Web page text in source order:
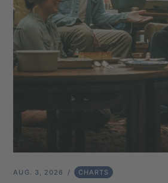
AUG. 3, 2026 CHARTS